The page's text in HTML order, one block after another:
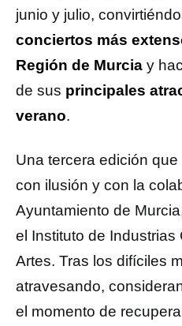
junio y julio,
conciertos más
Región de Murcia y
de sus principales
verano.
Una tercera edición
con ilusión y con la
Ayuntamiento de
el Instituto de Industrias
Artes. Tras los difíciles
atravesando,
el momento de